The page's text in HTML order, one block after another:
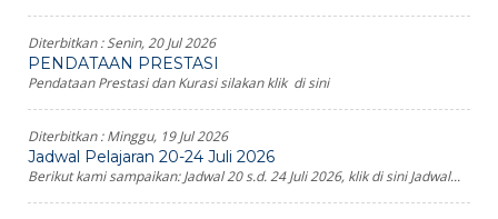
Diterbitkan :Senin, 20 Jul 2026
PENDATAAN PRESTASI
Pendataan Prestasi dan Kurasi silakan klik di sini
Diterbitkan :Minggu, 19 Jul 2026
Jadwal Pelajaran 20-24 Juli 2026
Berikut kami sampaikan: Jadwal 20 s.d. 24 Juli 2026, klik di sini Jadwal...